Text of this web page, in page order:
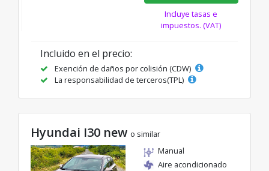
Incluye tasas e
impuestos. (VAT)
Incluido en el precio:
Exención de daños por colisión (CDW)
La responsabilidad de terceros(TPL)
Hyundai I30 new o similar
Manual
Aire acondicionado